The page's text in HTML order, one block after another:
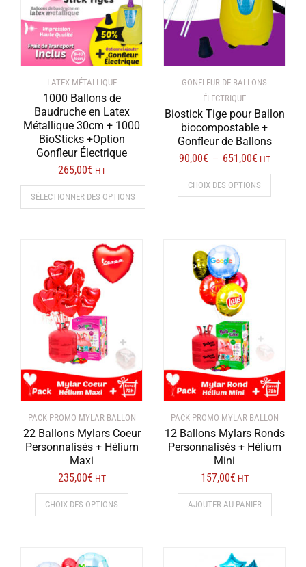
sur
la
du
produit
la
page
du
LATEX MÉTALLIQUE
1000 Ballons de
Baudruche en Latex
Métallique 30cm + 1000
BioSticks +Option
Gonfleur Électrique
265,00€ HT
SÉLECTIONNER DES OPTIONS
plusieurs
variations.
Les
options
peuvent
être
choisies
la
page
du
produit
GONFLEUR DE BALLONS
ÉLECTRIQUE
Biostick Tige pour Ballon
biocompostable +
Gonfleur de Ballons
90,00€ – 651,00€Plage
de
prix :
90,00€
HT
CHOIX DES OPTIONS
Ce
du
produit
PACK PROMO MYLAR BALLON
22 Ballons Mylars Coeur
Personnalisés + Hélium
Maxi
235,00€ HT
CHOIX DES OPTIONS
Ce
PACK PROMO MYLAR BALLON
12 Ballons Mylars Ronds
Personnalisés + Hélium
Mini
157,00€ HT
AJOUTER AU PANIER